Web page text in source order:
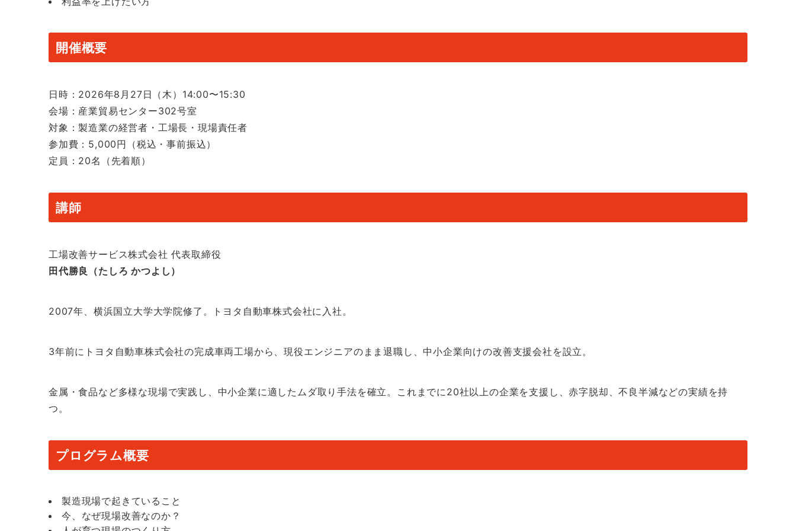
開催概要
日時：2026年8月27日（木）14:00〜15:30
会場：産業貿易センター302号室
対象：製造業の経営者・工場長・現場責任者
参加費：5,000円（税込・事前振込）
定員：20名（先着順）
講師
工場改善サービス株式会社 代表取締役
田代勝良（たしろ かつよし）
2007年、横浜国立大学大学院修了。トヨタ自動車株式会社に入社。
3年前にトヨタ自動車株式会社の完成車両工場から、現役エンジニアのまま退職し、中小企業向けの改善支援会社を設立。
金属・食品など多様な現場で実践し、中小企業に適したムダ取り手法を確立。これまでに20社以上の企業を支援し、赤字脱却、不良半減などの実績を持
つ。
プログラム概要
製造現場で起きていること
今、なぜ現場改善なのか？